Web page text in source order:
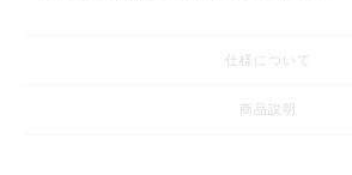
商品説明
仕様について